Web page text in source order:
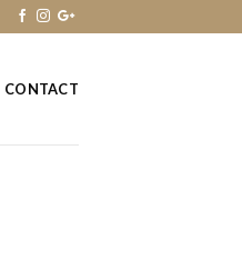
CONTACT